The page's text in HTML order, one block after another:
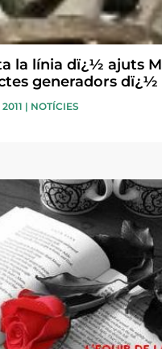
la línia dï¿½ ajuts
generadors dï¿½
| NOTÍCIES